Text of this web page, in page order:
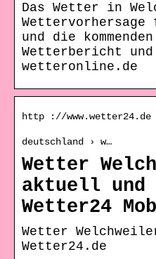
Das Wetter in
und die
Wetterbericht und
wetteronline.de
http ://www.wetter24.de
deutschland › w…
Wetter
aktuell und
Wetter24
Wetter
Wetter24.de